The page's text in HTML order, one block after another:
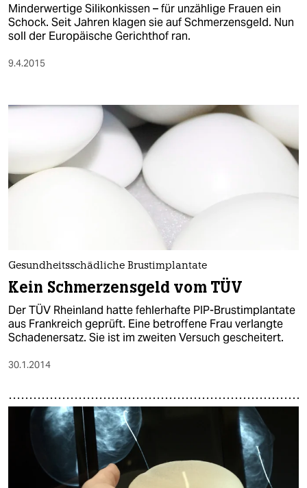
Minderwertige Silikonkissen – für unzählige Frauen ein
Schock. Seit Jahren klagen sie auf Schmerzensgeld. Nun
soll der Europäische Gerichthof ran.
9.4.2015
Gesundheitsschädliche Brustimplantate
Kein Schmerzensgeld vom TÜV
Der TÜV Rheinland hatte fehlerhafte PIP-Brustimplantate
aus Frankreich geprüft. Eine betroffene Frau verlangte
Schadenersatz. Sie ist im zweiten Versuch gescheitert.
30.1.2014